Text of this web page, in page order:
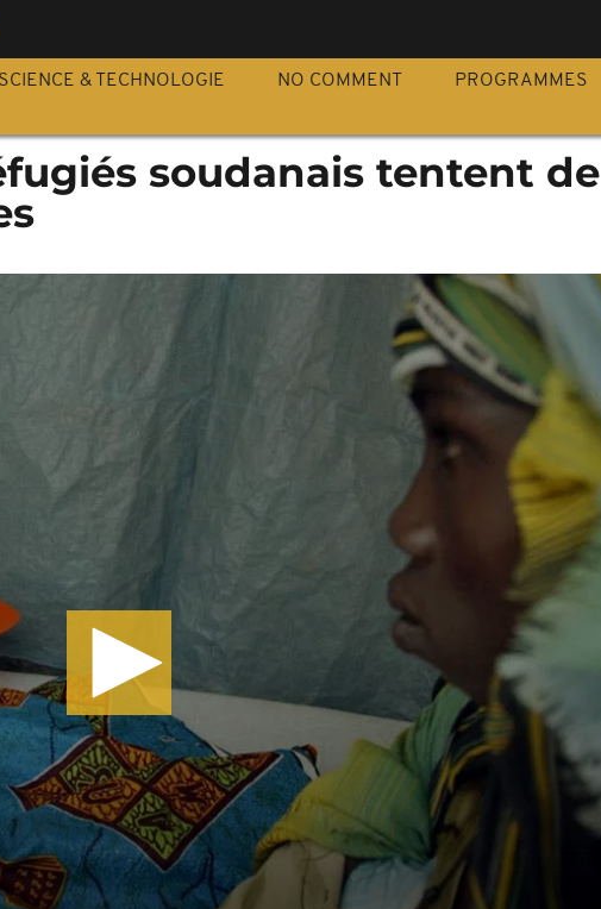
SCIENCE & TECHNOLOGIE NO COMMENT PROGRAMMES
soudanais tentent de